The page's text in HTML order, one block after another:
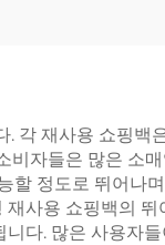
각 재사용 쇼핑백
비자들은 많은 소
할 정도로 뛰어나
사용 쇼핑백의 뛰
다. 많은 사용자